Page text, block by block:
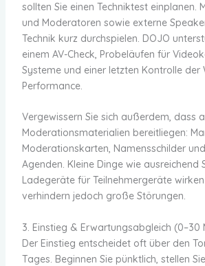
sollten Sie einen Techniktest einplanen.
und Moderatoren sowie externe
Technik kurz durchspielen. DOJO
einem AV-Check, Probeläufen für
Systeme und einer letzten Kontrolle der
Performance.
Vergewissern Sie sich außerdem, dass
Moderationsmaterialien bereitliegen:
Moderationskarten, Namensschilder
Agenden. Kleine Dinge wie ausreichend
Ladegeräte für Teilnehmergeräte
verhindern jedoch große Störungen.
3. Einstieg & Erwartungsabgleich (0–30
Der Einstieg entscheidet oft über den
Tages. Beginnen Sie pünktlich, stellen